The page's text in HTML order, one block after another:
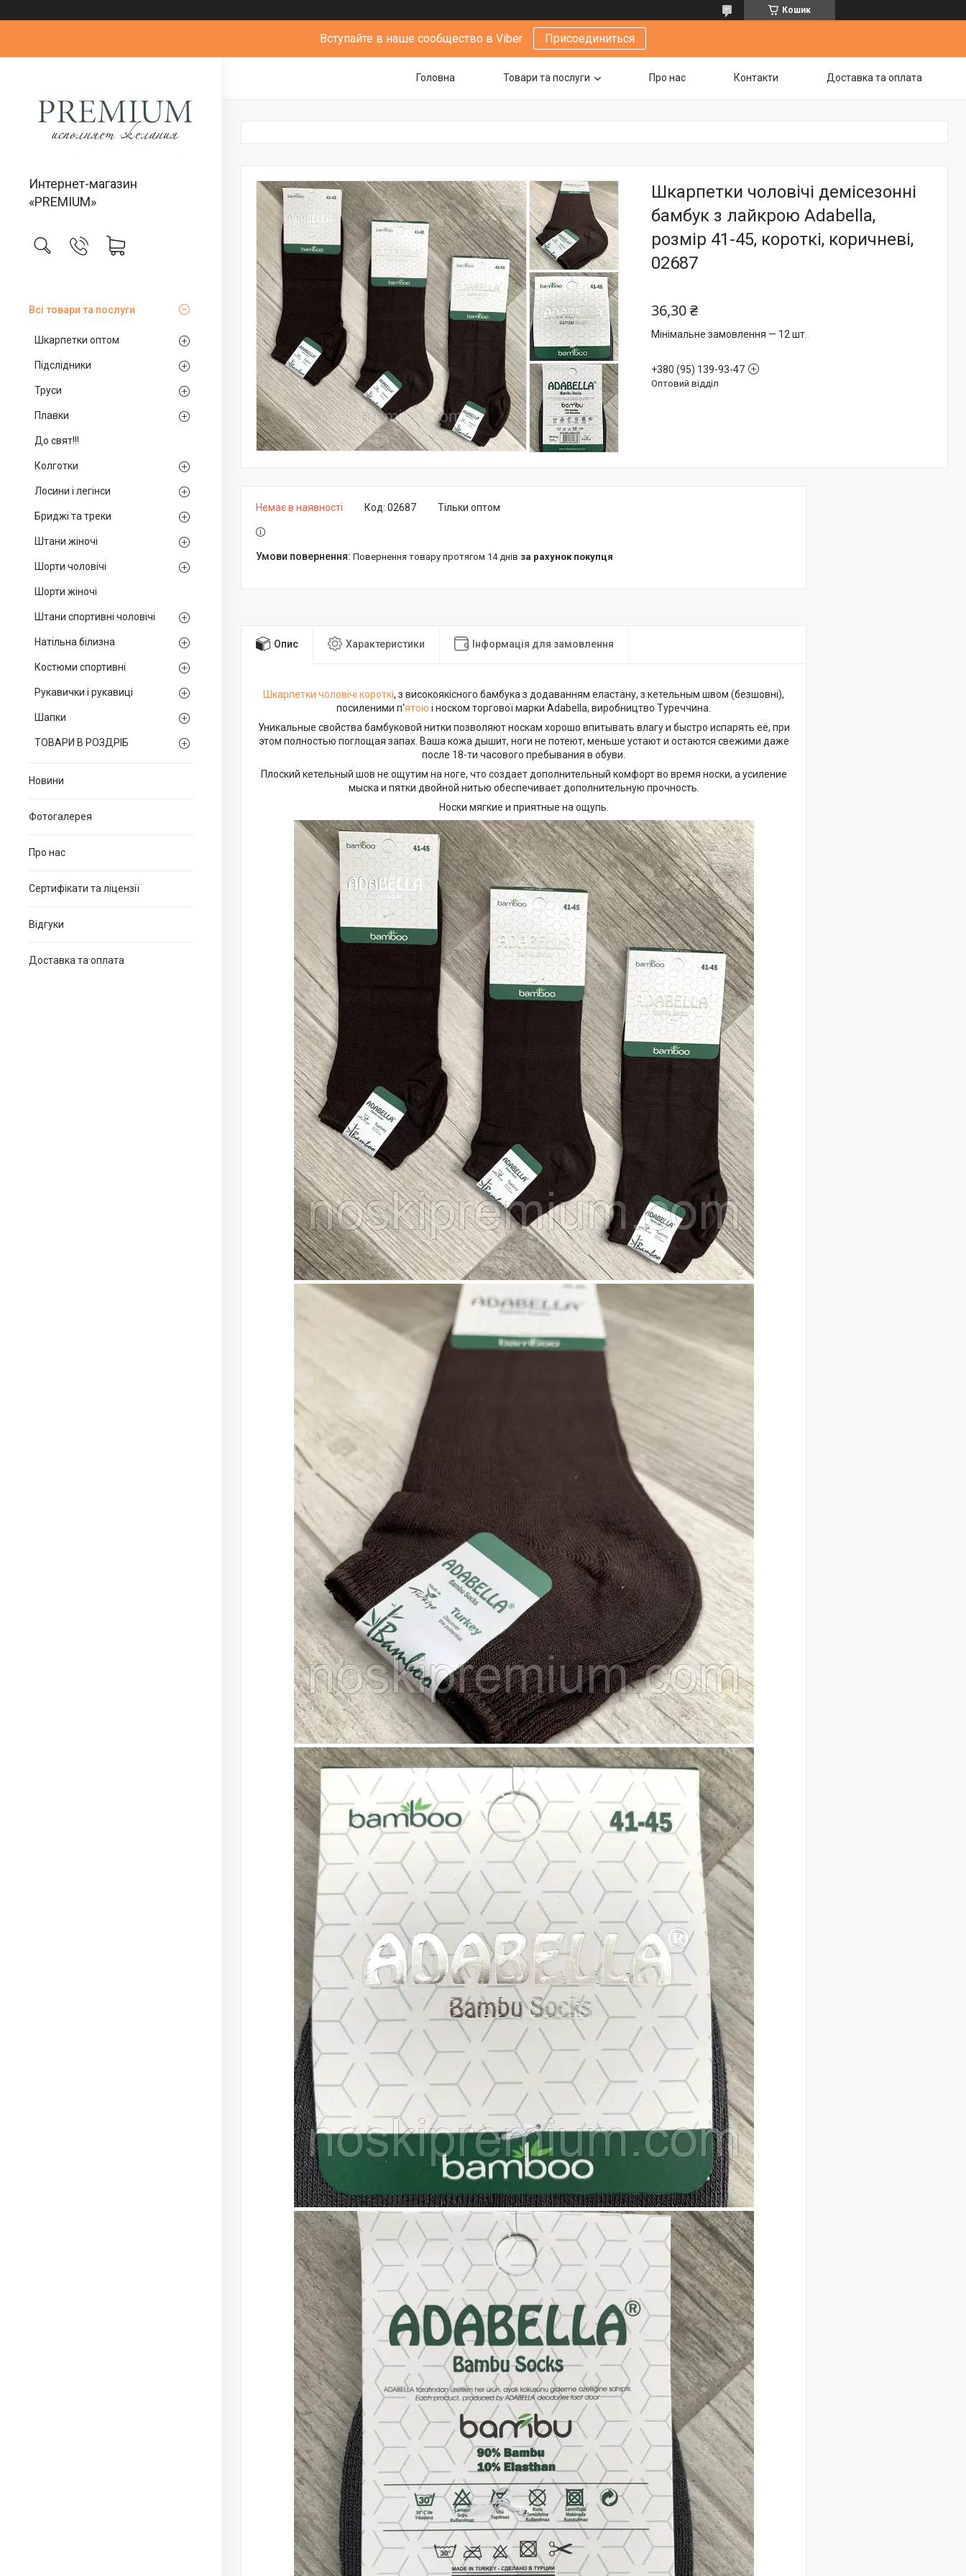
Кошик
Вступайте в наше сообщество в Viber Присоединиться
Интернет-магазин
«PREMIUM»
Всі товари та послуги
Шкарпетки оптом
Підслідники
Труси
Плавки
До свят!!!
Колготки
Лосини і легінси
Бриджі та треки
Штани жіночі
Шорти чоловічі
Шорти жіночі
Штани спортивні чоловічі
Натільна білизна
Костюми спортивні
Рукавички і рукавиці
Шапки
ТОВАРИ В РОЗДРІБ
Новини
Фотогалерея
Про нас
Сертифікати та ліцензії
Відгуки
Доставка та оплата
Головна Товари та послуги Про нас Контакти Доставка та оплата
Шкарпетки чоловічі демісезонні
бамбук з лайкрою Adabella,
розмір 41-45, короткі, коричневі,
02687
36,30 ₴
Мінімальне замовлення — 12 шт.
+380 (95) 139-93-47
Оптовий відділ
Немає в наявності Тільки оптом
Код: 02687
повернення товару протягом 14 днів за рахунок покупця
Опис Характеристики Інформація для замовлення
Шкарпетки чоловічі короткі, з високоякісного бамбука з додаванням еластану, з кетельным швом (безшовні),
посиленими п'ятою і носком торгової марки Adabella, виробництво Туреччина.
Уникальные свойства бамбуковой нитки позволяют носкам хорошо впитывать влагу и быстро испарять её, при
этом полностью поглощая запах. Ваша кожа дышит, ноги не потеют, меньше устают и остаются свежими даже
после 18-ти часового пребывания в обуви.
Плоский кетельный шов не ощутим на ноге, что создает дополнительный комфорт во время носки, а усиление
мыска и пятки двойной нитью обеспечивает дополнительную прочность.
Носки мягкие и приятные на ощупь.